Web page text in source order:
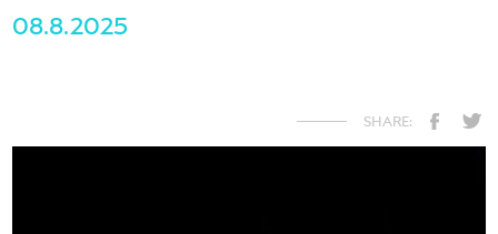
08.8.2025